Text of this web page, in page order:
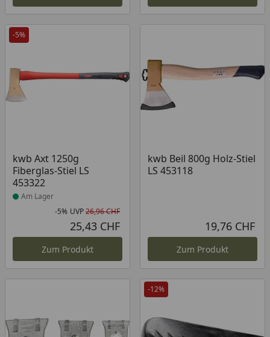
-5%
kwb Axt 1250g
Fiberglas-Stiel LS
453322
Produkt am Lager
Am Lager
Rabatt in Prozent
-5%
Ursprünglicher Preis
UVP26,96 CHF
25,43 CHF
Zum Produkt
kwb Beil 800g Holz-Stiel
LS 453118
19,76 CHF
Zum Produkt
-12%